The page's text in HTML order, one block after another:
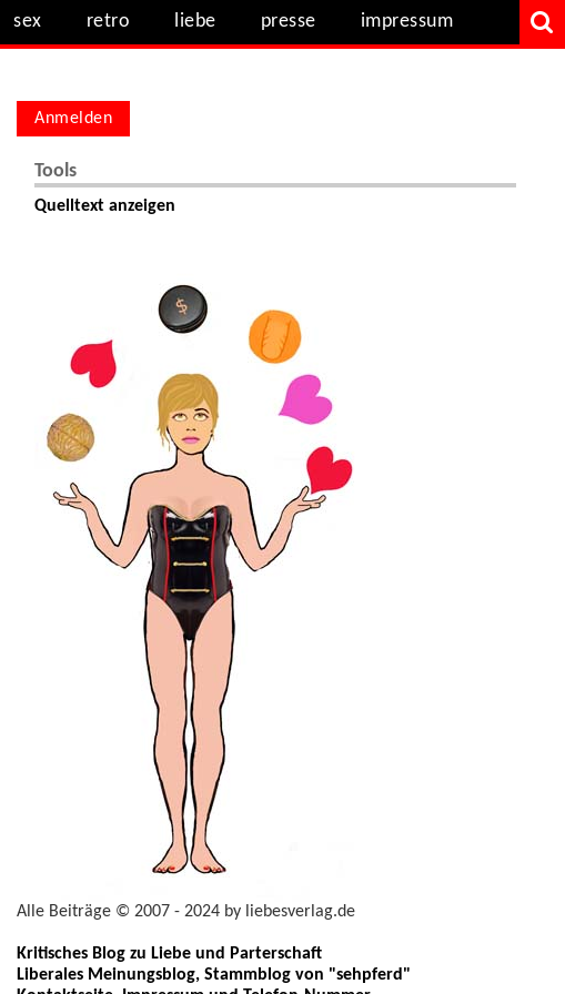
sex retro liebe presse impressum
Anmelden
Tools
Quelltext anzeigen
Alle Beiträge © 2007 - 2024 by liebesverlag.de
Kritisches Blog zu Liebe und Parterschaft
Liberales Meinungsblog, Stammblog von "sehpferd"